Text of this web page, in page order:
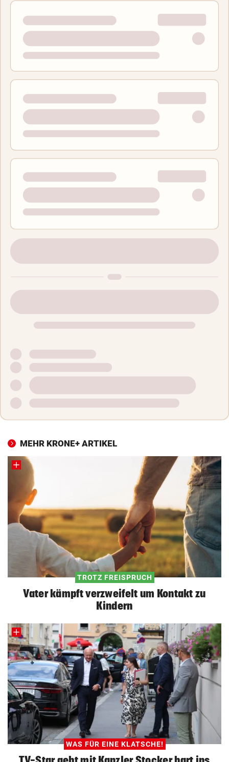
MEHR KRONE+ ARTIKEL
TROTZ FREISPRUCH
Vater kämpft verzweifelt um Kontakt zu
Kindern
WAS FÜR EINE KLATSCHE!